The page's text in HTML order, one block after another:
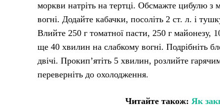
моркви натріть на тертці. Обсмажте цибулю з
вогні. Додайте кабачки, посоліть 2 ст. л. і
Влийте 250 г томатної пасти, 250 г майонезу,
ще 40 хвилин на слабкому вогні. Подрібніть
двічі. Прокип’ятіть 5 хвилин, розлийте
переверніть до охолодження.
Читайте також: Як